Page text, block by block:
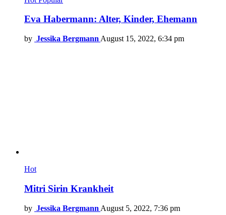
Eva Habermann: Alter, Kinder, Ehemann
by Jessika Bergmann August 15, 2022, 6:34 pm
Hot
Mitri Sirin Krankheit
by Jessika Bergmann August 5, 2022, 7:36 pm